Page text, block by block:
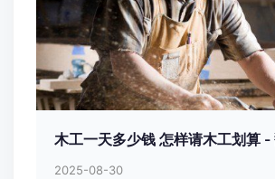
木工一天多少钱 怎样请木工划算 -
2025-08-30